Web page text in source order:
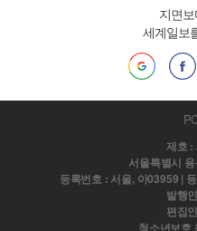
지면
세계일보
제호 :
서울특별시
등록번호 : 서울, 아03959 |
발행
편집
청소년보호